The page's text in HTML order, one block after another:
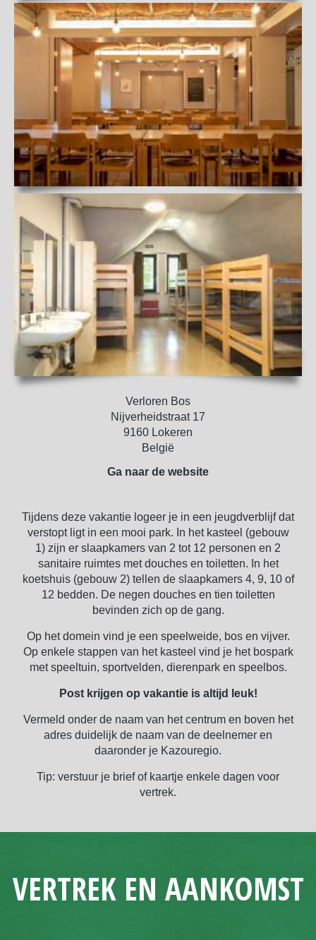
Verloren Bos
Nijverheidstraat 17
9160 Lokeren
België
Ga naar de website
Tijdens deze vakantie logeer je in een jeugdverblijf dat
verstopt ligt in een mooi park. In het kasteel (gebouw
1) zijn er slaapkamers van 2 tot 12 personen en 2
sanitaire ruimtes met douches en toiletten. In het
koetshuis (gebouw 2) tellen de slaapkamers 4, 9, 10 of
12 bedden. De negen douches en tien toiletten
bevinden zich op de gang.
Op het domein vind je een speelweide, bos en vijver.
Op enkele stappen van het kasteel vind je het bospark
met speeltuin, sportvelden, dierenpark en speelbos.
Post krijgen op vakantie is altijd leuk!
Vermeld onder de naam van het centrum en boven het
adres duidelijk de naam van de deelnemer en
daaronder je Kazouregio.
Tip: verstuur je brief of kaartje enkele dagen voor
vertrek.
VERTREK EN AANKOMST